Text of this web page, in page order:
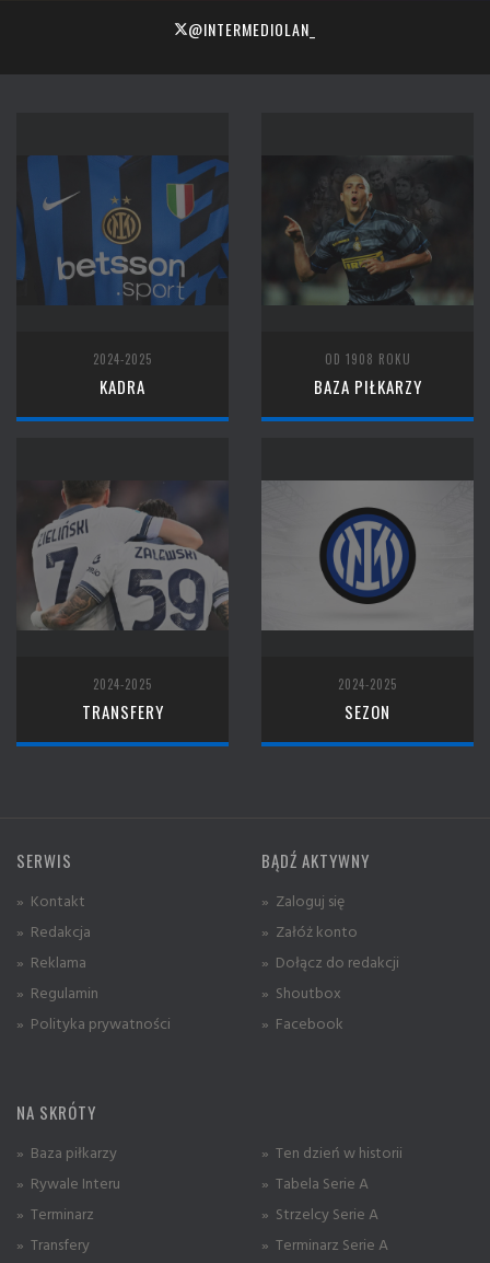
@INTERMEDIOLAN_
2024-2025
KADRA
OD 1908 ROKU
BAZA PIŁKARZY
2024-2025
TRANSFERY
2024-2025
SEZON
SERWIS
» Kontakt
» Redakcja
» Reklama
» Regulamin
» Polityka prywatności
BĄDŹ AKTYWNY
» Zaloguj się
» Załóż konto
» Dołącz do redakcji
» Shoutbox
» Facebook
NA SKRÓTY
» Baza piłkarzy
» Rywale Interu
» Terminarz
» Transfery
» Ten dzień w historii
» Tabela Serie A
» Strzelcy Serie A
» Terminarz Serie A